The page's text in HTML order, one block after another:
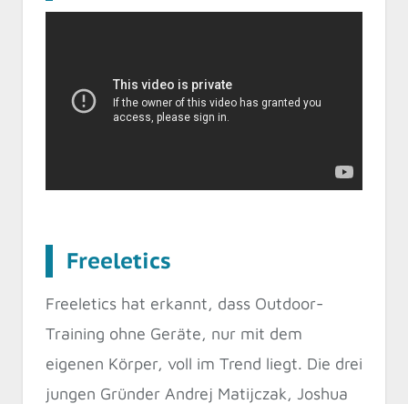
Freeletics
Freeletics hat erkannt, dass Outdoor-
Training ohne Geräte, nur mit dem
eigenen Körper, voll im Trend liegt. Die drei
jungen Gründer Andrej Matijczak, Joshua